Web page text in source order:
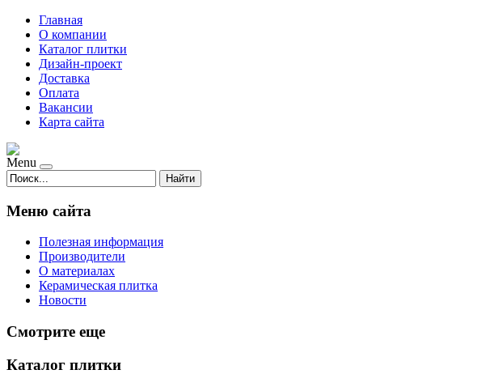
Главная
О компании
Каталог плитки
Дизайн-проект
Доставка
Оплата
Вакансии
Карта сайта
Menu
Найти
Меню сайта
Полезная информация
Производители
О материалах
Керамическая плитка
Новости
Смотрите еще
Каталог плитки